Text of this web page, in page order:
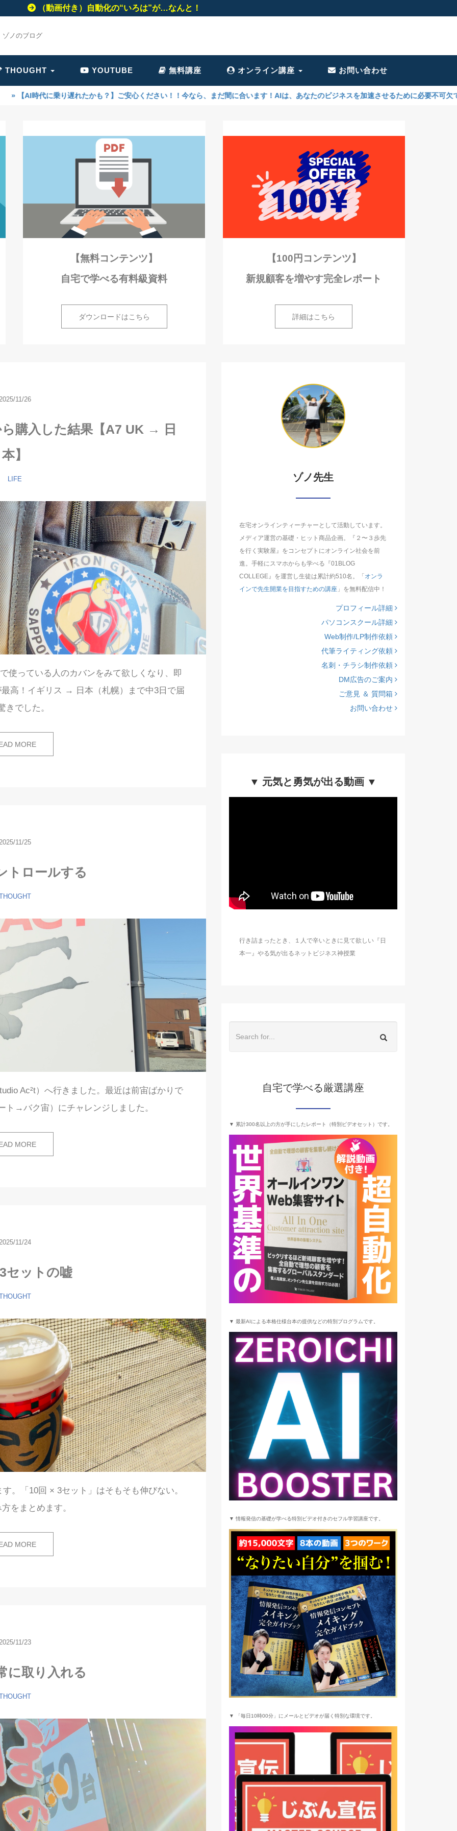
（動画付き）自動化の“いろは”が…なんと！
ゾノのブログ
THOUGHT YOUTUBE 無料講座 オンライン講座 お問い合わせ
かも？】ご安心ください！！今なら、まだ間に合います！AIは、あなたのビジネスを加速させるために必要不可欠です。今さら誰に聞けば
【無料コンテンツ】
自宅で学べる有料級資料
ダウンロードはこちら
【100円コンテンツ】
新規顧客を増やす完全レポート
詳細はこちら
11/26
購入した結果【A7 UK → 日
本】
LIFE
使っている人のカバンをみて欲しくなり、即
高！イギリス → 日本（札幌）まで中3日で届
きでした。
MORE
11/25
トロールする
Ac²t）へ行きました。最近は前宙ばかりで
ト→バク宙）にチャレンジしました。
MORE
11/24
セットの嘘
。「10回 × 3セット」はそもそも伸びない。
をまとめます。
MORE
11/23
に取り入れる
ゾノ先生
在宅オンラインティーチャーとして活動しています。
メディア運営の基礎・ヒット商品企画。『２〜３歩先
を行く実験屋』をコンセプトにオンライン社会を前
進。手軽にスマホからも学べる『01BLOG
COLLEGE』を運営し生徒は累計約510名。「 オンラ
インで先生開業を目指すための講座 」を無料配信中！
プロフィール詳細
パソコンスクール詳細
Web制作/LP制作依頼
代筆ライティング依頼
名刺・チラシ制作依頼
DM広告のご案内
ご意見 ＆ 質問箱
お問い合わせ
▼ 元気と勇気が出る動画 ▼
行き詰まったとき、１人で辛いときに見て欲しい『日
本一』やる気が出るネットビジネス神授業
自宅で学べる厳選講座
▼ 累計300名以上の方が手にしたレポート（特別ビデオセット）です。
▼ 最新AIによる本格仕様台本の提供などの特別プログラムです。
▼ 情報発信の基礎が学べる特別ビデオ付きのセフル学習講座です。
▼ 「毎日10時00分」にメールとビデオが届く特別な環境です。